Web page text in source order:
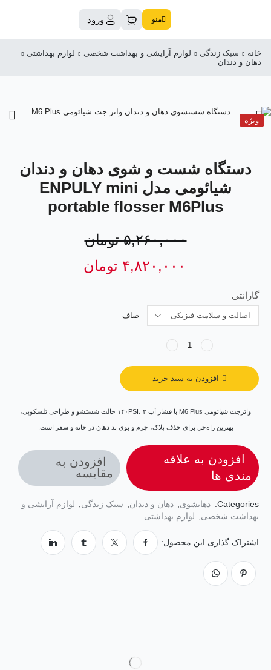
منو ورود
خانه سبک زندگی لوازم آرایشی و بهداشت شخصی
لوازم بهداشتی
دهان و دندان
ویژه
دستگاه شست و شوی دهان و دندان
شیائومی مدل ENPULY mini
portable flosser M6Plus
۵,۲۶۰,۰۰۰ تومان
۴,۸۲۰,۰۰۰ تومان
گارانتی
صاف
افزودن به سبد خرید
واترجت شیائومی M6 Plus با فشار آب ۱۴۰PSI، ۳ حالت شستشو و طراحی تلسکوپی،
بهترین راه‌حل برای حذف پلاک، جرم و بوی بد دهان در خانه و سفر است.
افزودن به علاقه
مندی ها
افزودن به
مقایسه
Categories: دهانشوی دهان و دندان سبک زندگی
لوازم آرایشی و
بهداشت شخصی
لوازم بهداشتی
اشتراک گذاری این محصول: